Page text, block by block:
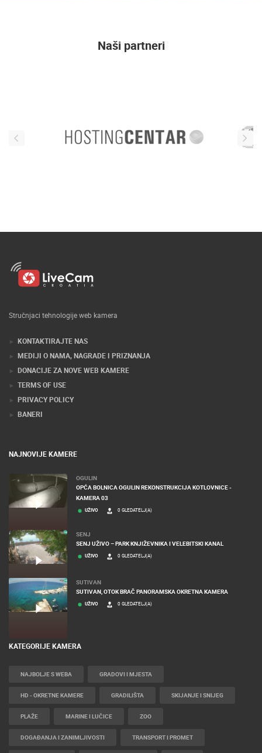
Naši partneri
Stručnjaci tehnologije web kamera
KONTAKTIRAJTE NAS
MEDIJI O NAMA, NAGRADE I PRIZNANJA
DONACIJE ZA NOVE WEB KAMERE
TERMS OF USE
PRIVACY POLICY
BANERI
NAJNOVIJE KAMERE
OGULIN
OPĆA BOLNICA OGULIN REKONSTRUKCIJA KOTLOVNICE -
KAMERA 03
UŽIVO 0 GLEDATELJ(A)
SENJ
SENJ UŽIVO – PARK KNJIŽEVNIKA I VELEBITSKI KANAL
UŽIVO 0 GLEDATELJ(A)
SUTIVAN
SUTIVAN, OTOK BRAČ PANORAMSKA OKRETNA KAMERA
UŽIVO 0 GLEDATELJ(A)
KATEGORIJE KAMERA
NAJBOLJE S WEBA GRADOVI I MJESTA
HD - OKRETNE KAMERE GRADILIŠTA SKIJANJE I SNIJEG
PLAŽE MARINE I LUČICE ZOO
DOGAĐANJA I ZANIMLJIVOSTI TRANSPORT I PROMET